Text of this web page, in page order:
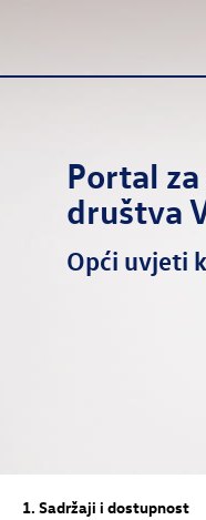
Portal
društva
Opći uvjeti
1. Sadržaji i dostupnost